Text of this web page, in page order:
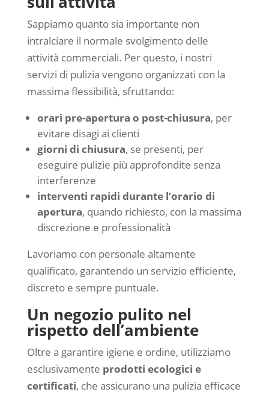
Sappiamo quanto sia importante non
intralciare il normale svolgimento delle
attività commerciali. Per questo, i nostri
servizi di pulizia vengono organizzati con la
massima flessibilità, sfruttando:
orari pre-apertura o post-chiusura, per
evitare disagi ai clienti
giorni di chiusura, se presenti, per
eseguire pulizie più approfondite senza
interferenze
interventi rapidi durante l’orario di
apertura, quando richiesto, con la massima
discrezione e professionalità
Lavoriamo con personale altamente
qualificato, garantendo un servizio efficiente,
discreto e sempre puntuale.
Un negozio pulito nel
rispetto dell’ambiente
Oltre a garantire igiene e ordine, utilizziamo
esclusivamente prodotti ecologici e
certificati, che assicurano una pulizia efficace